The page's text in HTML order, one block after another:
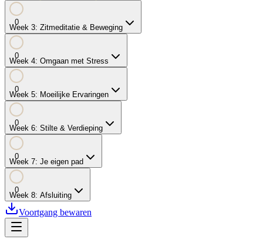
0
Week 3: Zitmeditatie & Beweging
0
Week 4: Omgaan met Stress
0
Week 5: Moeilijke Ervaringen
0
Week 6: Stilte & Verdieping
0
Week 7: Je eigen pad
0
Week 8: Afsluiting
Voortgang bewaren